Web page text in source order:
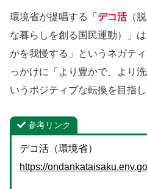
環境省が提唱する「 デコ活（
な暮らしを創る国民運動）」
かを我慢する」というネガテ
っかけに「より豊かで、より
いうポジティブな転換を目指し
参考リンク
デコ活（環境省）
https://